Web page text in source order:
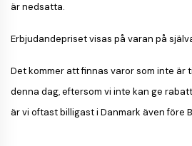
är nedsatta.
Erbjudandepriset visas på varan på
Det kommer att finnas varor som inte är
denna dag, eftersom vi inte kan ge
är vi oftast billigast i Danmark även före